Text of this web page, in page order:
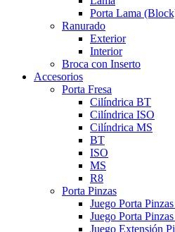
Porta Lama
Ranurado
Exterior
Interior
Broca con Inserto
Accesorios
Porta Fresa
Cilíndrica BT
Cilíndrica ISO
Cilíndrica MS
BT
ISO
MS
R8
Porta Pinzas
Juego Porta
Juego Porta
Juego Extensión